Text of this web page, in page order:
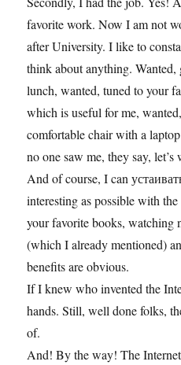
favorite work. Now I am not
after University. I like to
think about anything.
lunch, wanted, tuned to your
which is useful for me,
comfortable chair with a
no one saw me, they say, let’s
And of course, I can
interesting as possible with
your favorite books, watching
(which I already mentioned)
benefits are obvious.
If I knew who invented the
hands. Still, well done folks,
of.
And! By the way! The